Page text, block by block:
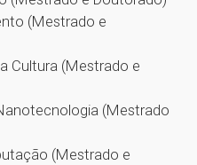
(Mestrado e
Cultura (Mestrado e
(Mestrado
(Mestrado e